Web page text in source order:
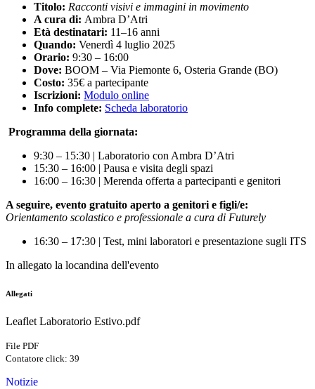
Titolo: Racconti visivi e immagini in movimento
A cura di: Ambra D’Atri
Età destinatari: 11–16 anni
Quando: Venerdì 4 luglio 2025
Orario: 9:30 – 16:00
Dove: BOOM – Via Piemonte 6, Osteria Grande (BO)
Costo: 35€ a partecipante
Iscrizioni: Modulo online
Info complete: Scheda laboratorio
Programma della giornata:
9:30 – 15:30 | Laboratorio con Ambra D’Atri
15:30 – 16:00 | Pausa e visita degli spazi
16:00 – 16:30 | Merenda offerta a partecipanti e genitori
A seguire, evento gratuito aperto a genitori e figli/e:
Orientamento scolastico e professionale a cura di Futurely
16:30 – 17:30 | Test, mini laboratori e presentazione sugli ITS
In allegato la locandina dell'evento
Allegati
Leaflet Laboratorio Estivo.pdf
File PDF
Contatore click: 39
Notizie